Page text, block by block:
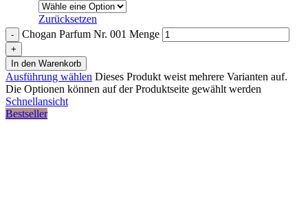
Zurücksetzen
Chogan Parfum Nr. 001 Menge
In den Warenkorb
Ausführung wählen Dieses Produkt weist mehrere Varianten auf.
Die Optionen können auf der Produktseite gewählt werden
Schnellansicht
Bestseller